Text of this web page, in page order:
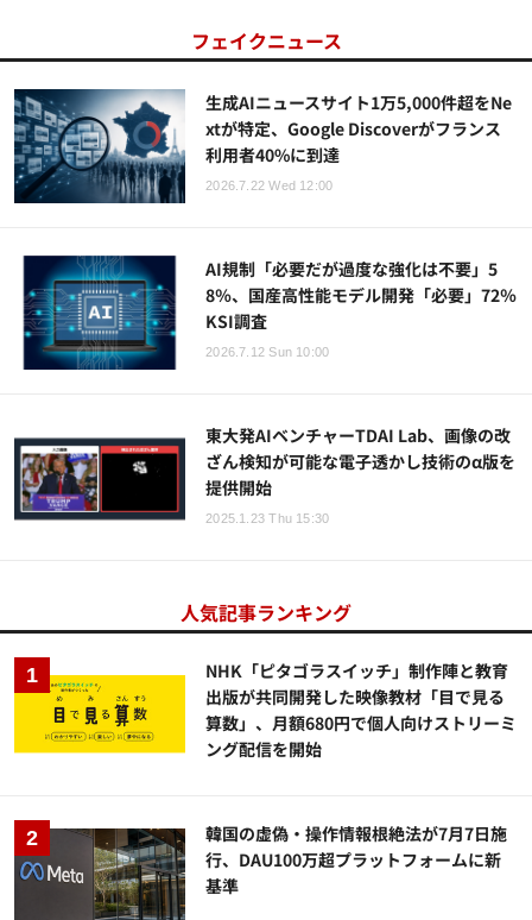
フェイクニュース
生成AIニュースサイト1万5,000件超をNe
xtが特定、Google Discoverがフランス
利用者40%に到達
2026.7.22 Wed 12:00
AI規制「必要だが過度な強化は不要」5
8％、国産高性能モデル開発「必要」72％
KSI調査
2026.7.12 Sun 10:00
東大発AIベンチャーTDAI Lab、画像の改
ざん検知が可能な電子透かし技術のα版を
提供開始
2025.1.23 Thu 15:30
人気記事ランキング
NHK「ピタゴラスイッチ」制作陣と教育
出版が共同開発した映像教材「目で見る
算数」、月額680円で個人向けストリーミ
ング配信を開始
韓国の虚偽・操作情報根絶法が7月7日施
行、DAU100万超プラットフォームに新
基準